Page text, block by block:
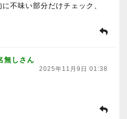
不味い部分だけチェック、
無しさん
2025年11月9日 01:38